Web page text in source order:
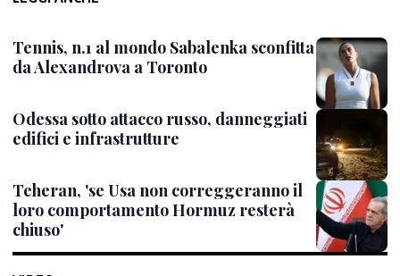
Tennis, n.1 al mondo Sabalenka sconfitta
da Alexandrova a Toronto
Odessa sotto attacco russo, danneggiati
edifici e infrastrutture
Teheran, 'se Usa non correggeranno il
loro comportamento Hormuz resterà
chiuso'